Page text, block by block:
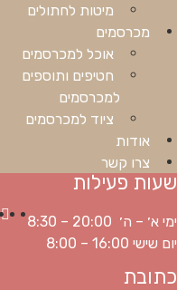
מיטות לחתולים
מכרסמים
אוכל למכרסמים
חטיפים ותוספים
למכרסמים
ציוד למכרסמים
אודות
צרו קשר
שעות פעילות
ימי א׳ – ה׳ 20:00 – 8:30
יום שישי 16:00 – 8:00
כתובת